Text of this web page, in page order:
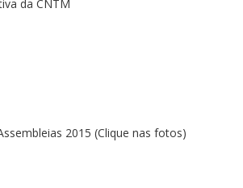
da CNTM
2015 (Clique nas fotos)